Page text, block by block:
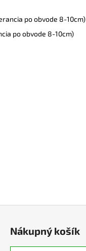
po obvode 8-10cm)
po obvode 8-10cm)
Nákupný košík